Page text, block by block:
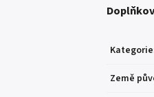
Kategorie
Země